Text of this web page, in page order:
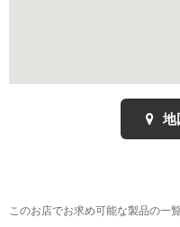
地
このお店でお求め可能な製品の一